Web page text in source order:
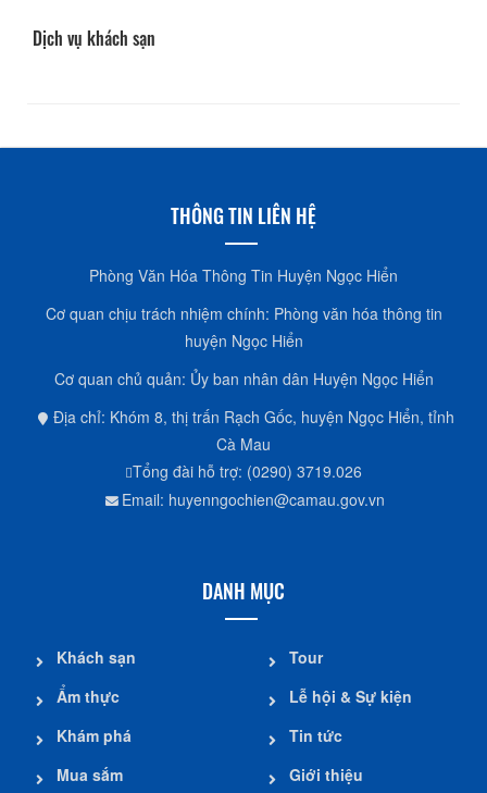
Dịch vụ khách sạn
THÔNG TIN LIÊN HỆ
Phòng Văn Hóa Thông Tin Huyện Ngọc Hiển
Cơ quan chịu trách nhiệm chính: Phòng văn hóa thông tin
huyện Ngọc Hiển
Cơ quan chủ quản: Ủy ban nhân dân Huyện Ngọc Hiển
Địa chỉ: Khóm 8, thị trấn Rạch Gốc, huyện Ngọc Hiển, tỉnh
Cà Mau
Tổng đài hỗ trợ: (0290) 3719.026
Email: huyenngochien@camau.gov.vn
DANH MỤC
Khách sạn
Ẩm thực
Khám phá
Mua sắm
Tour
Lễ hội & Sự kiện
Tin tức
Giới thiệu